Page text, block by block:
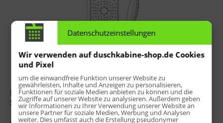
HSK Design-Handbrause AquaSwitch Softcube
Sprayplatte weiß
ab 57,37 € *
Datenschutzeinstellungen
Wir verwenden auf duschkabine-shop.de Cookies
und Pixel
um die einwandfreie Funktion unserer Website zu
gewährleisten, Inhalte und Anzeigen zu personalisieren,
Funktionen für soziale Medien anbieten zu können und die
Zugriffe auf unserer Website zu analysieren. Außerdem geben
wir Informationen zu Ihrer Verwendung unserer Website an
unsere Partner für soziale Medien, Werbung und Analysen
weiter. Dies umfasst auch die Erstellung pseudonymer